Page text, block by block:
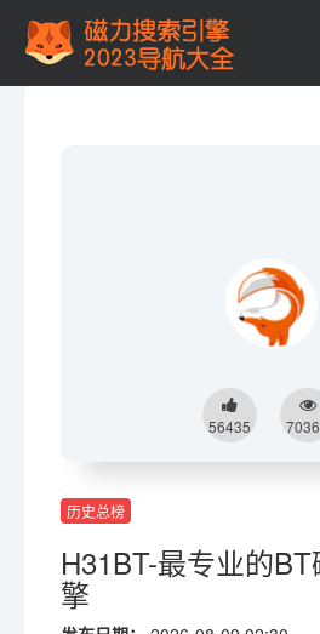
56435
历史总榜
H31BT-最专业的
擎